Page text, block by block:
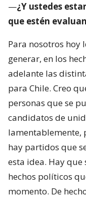
—¿Y ustedes
que estén
Para nosotros hoy
generar, en los
adelante las
para Chile. Creo
personas que se
candidatos de
lamentablemente,
hay partidos que
esta idea. Hay
hechos políticos
momento. De